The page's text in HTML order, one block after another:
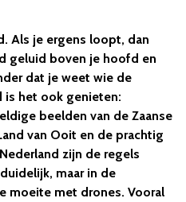
Als je ergens loopt, dan
geluid boven je hoofd en
dat je weet wie de
is het ook genieten:
beelden van de Zaanse
van Ooit en de prachtig
zijn de regels
maar in de
moeite met drones. Vooral